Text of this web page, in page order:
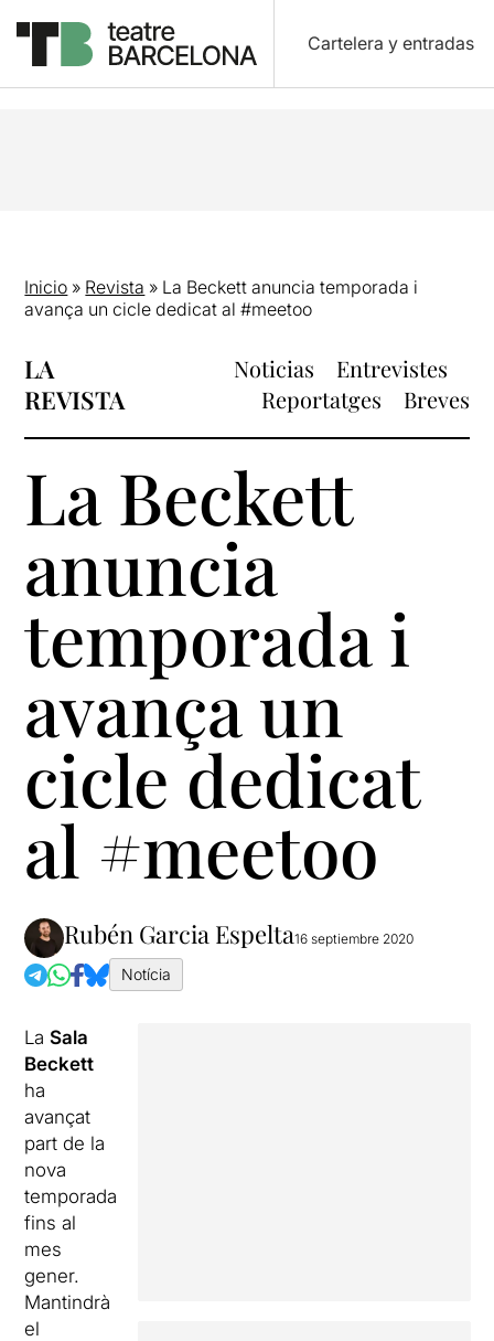
Cartelera y entradas
Inicio » Revista » La Beckett anuncia temporada i
avança un cicle dedicat al #meetoo
LA
REVISTA
Noticias
Entrevistes
Reportatges
Breves
La Beckett
anuncia
temporada i
avança un
cicle dedicat
al #meetoo
Rubén Garcia Espelta16 septiembre 2020
Notícia
LaSala
Beckett
ha
avançat
part de la
nova
temporada
fins al
mes
gener.
Mantindrà
el